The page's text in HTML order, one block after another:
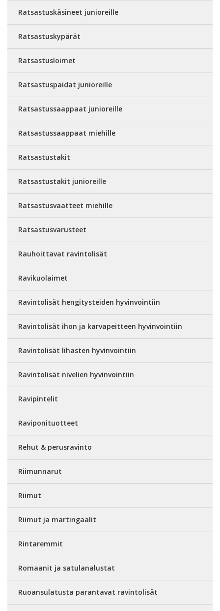
Ratsastuskäsineet junioreille
Ratsastuskypärät
Ratsastusloimet
Ratsastuspaidat junioreille
Ratsastussaappaat junioreille
Ratsastussaappaat miehille
Ratsastustakit
Ratsastustakit junioreille
Ratsastusvaatteet miehille
Ratsastusvarusteet
Rauhoittavat ravintolisät
Ravikuolaimet
Ravintolisät hengitysteiden hyvinvointiin
Ravintolisät ihon ja karvapeitteen hyvinvointiin
Ravintolisät lihasten hyvinvointiin
Ravintolisät nivelien hyvinvointiin
Ravipintelit
Raviponituotteet
Rehut & perusravinto
Riimunnarut
Riimut
Riimut ja martingaalit
Rintaremmit
Romaanit ja satulanalustat
Ruoansulatusta parantavat ravintolisät